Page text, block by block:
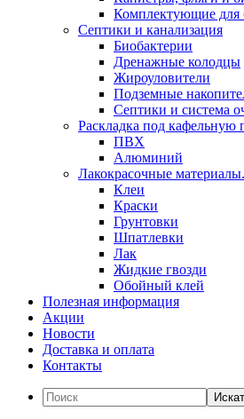
Комплектующие для
Септики и канализация
Биобактерии
Дренажные колодцы
Жироуловители
Подземные
Септики и система
Раскладка под кафельную
ПВХ
Алюминий
Лакокрасочные
Клеи
Краски
Грунтовки
Шпатлевки
Лак
Жидкие гвозди
Обойный клей
Полезная информация
Акции
Новости
Доставка и оплата
Контакты